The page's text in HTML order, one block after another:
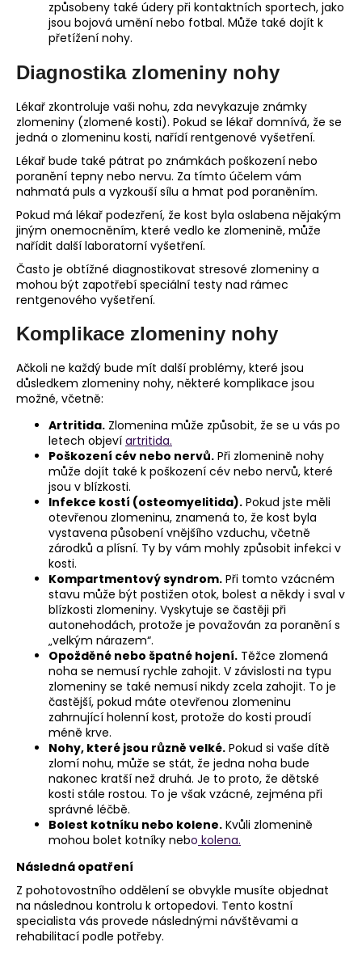
způsobeny také údery při kontaktních sportech, jako
jsou bojová umění nebo fotbal. Může také dojít k
přetížení nohy.
Diagnostika zlomeniny nohy
Lékař zkontroluje vaši nohu, zda nevykazuje známky
zlomeniny (zlomené kosti). Pokud se lékař domnívá, že se
jedná o zlomeninu kosti, nařídí rentgenové vyšetření.
Lékař bude také pátrat po známkách poškození nebo
poranění tepny nebo nervu. Za tímto účelem vám
nahmatá puls a vyzkouší sílu a hmat pod poraněním.
Pokud má lékař podezření, že kost byla oslabena nějakým
jiným onemocněním, které vedlo ke zlomenině, může
nařídit další laboratorní vyšetření.
Často je obtížné diagnostikovat stresové zlomeniny a
mohou být zapotřebí speciální testy nad rámec
rentgenového vyšetření.
Komplikace zlomeniny nohy
Ačkoli ne každý bude mít další problémy, které jsou
důsledkem zlomeniny nohy, některé komplikace jsou
možné, včetně:
Artritida. Zlomenina může způsobit, že se u vás po
letech objeví artritida.
Poškození cév nebo nervů. Při zlomenině nohy
může dojít také k poškození cév nebo nervů, které
jsou v blízkosti.
Infekce kostí (osteomyelitida). Pokud jste měli
otevřenou zlomeninu, znamená to, že kost byla
vystavena působení vnějšího vzduchu, včetně
zárodků a plísní. Ty by vám mohly způsobit infekci v
kosti.
Kompartmentový syndrom. Při tomto vzácném
stavu může být postižen otok, bolest a někdy i sval v
blízkosti zlomeniny. Vyskytuje se častěji při
autonehodách, protože je považován za poranění s
„velkým nárazem“.
Opožděné nebo špatné hojení. Těžce zlomená
noha se nemusí rychle zahojit. V závislosti na typu
zlomeniny se také nemusí nikdy zcela zahojit. To je
častější, pokud máte otevřenou zlomeninu
zahrnující holenní kost, protože do kosti proudí
méně krve.
Nohy, které jsou různě velké. Pokud si vaše dítě
zlomí nohu, může se stát, že jedna noha bude
nakonec kratší než druhá. Je to proto, že dětské
kosti stále rostou. To je však vzácné, zejména při
správné léčbě.
Bolest kotníku nebo kolene. Kvůli zlomenině
mohou bolet kotníky nebo kolena.
Následná opatření
Z pohotovostního oddělení se obvykle musíte objednat
na následnou kontrolu k ortopedovi. Tento kostní
specialista vás provede následnými návštěvami a
rehabilitací podle potřeby.